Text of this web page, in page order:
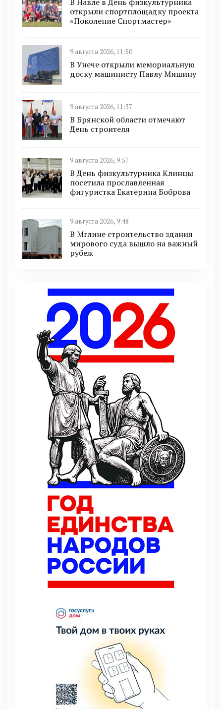
открыли спортплощадку проекта
«Поколение Спортмастер»
9 августа 2026, 11:50
В Унече открыли мемориальную
доску машинисту Павлу Мишину
9 августа 2026, 11:37
В Брянской области отмечают
День строителя
9 августа 2026, 9:57
В День физкультурника Клинцы
посетила прославленная
фигуристка Екатерина Боброва
9 августа 2026, 9:48
В Мглине строительство здания
мирового суда вышло на важный
рубеж